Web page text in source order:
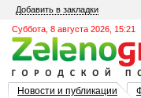
Добавить в закладки
Суббота, 8 августа 2026, 15:21
Новости и публикации